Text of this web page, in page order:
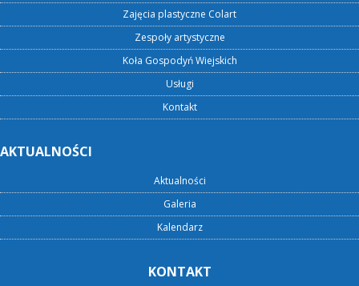
Zajęcia plastyczne Colart
Zespoły artystyczne
Koła Gospodyń Wiejskich
Usługi
Kontakt
AKTUALNOŚCI
Aktualności
Galeria
Kalendarz
KONTAKT